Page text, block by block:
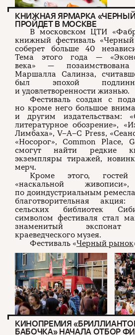
КНИЖНАЯ ЯРМАРКА
ПРОЙДЕТ В МОСКВЕ
В московском ЦТИ
книжный фестиваль
соберет больше 40
Тема этого года —
века» —
Маршалла Салинза,
был эпохой
и удовлетворенности жизнью.
Фестиваль создан с
но кроме него большое
и другим издательствам:
литературное обозрение»,
Лимбаха», V–A–C Press,
«Носорог», Common Place,
смогут найти редкие
экземпляры тиражей,
мерч.
Кроме этого,
«наскальной
по доиндустриальным
благотворительная
сельских библиотек
символом фестиваля стал
знаменитый экспонат
краеведческого музея.
Фестиваль «Черный рынок
КИНОПРЕМИЯ
БАБОЧКА» НАЧАЛА ОТБОР